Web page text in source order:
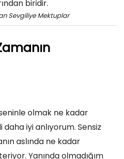
Sevgiliye Mektuplar
olmak ne kadar
iyi anlıyorum. Sensiz
aslında ne kadar
Yanında olmadığım